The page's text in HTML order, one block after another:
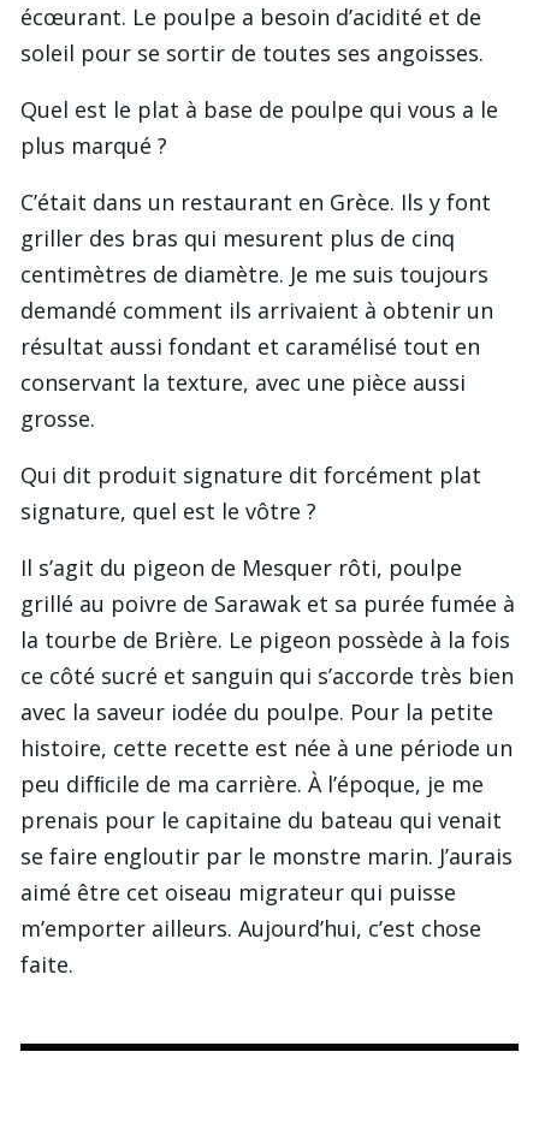
écœurant. Le poulpe a besoin d’acidité et de
soleil pour se sortir de toutes ses angoisses.
Quel est le plat à base de poulpe qui vous a le
plus marqué ?
C’était dans un restaurant en Grèce. Ils y font
griller des bras qui mesurent plus de cinq
centimètres de diamètre. Je me suis toujours
demandé comment ils arrivaient à obtenir un
résultat aussi fondant et caramélisé tout en
conservant la texture, avec une pièce aussi
grosse.
Qui dit produit signature dit forcément plat
signature, quel est le vôtre ?
Il s’agit du pigeon de Mesquer rôti, poulpe
grillé au poivre de Sarawak et sa purée fumée à
la tourbe de Brière. Le pigeon possède à la fois
ce côté sucré et sanguin qui s’accorde très bien
avec la saveur iodée du poulpe. Pour la petite
histoire, cette recette est née à une période un
peu difﬁcile de ma carrière. À l’époque, je me
prenais pour le capitaine du bateau qui venait
se faire engloutir par le monstre marin. J’aurais
aimé être cet oiseau migrateur qui puisse
m’emporter ailleurs. Aujourd’hui, c’est chose
faite.